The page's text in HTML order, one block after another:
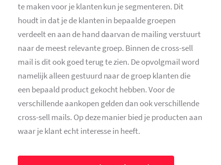
te maken voor je klanten kun je segmenteren. Dit
houdt in dat je de klanten in bepaalde groepen
verdeelt en aan de hand daarvan de mailing verstuurt
naar de meest relevante groep. Binnen de cross-sell
mail is dit ook goed terug te zien. De opvolgmail word
namelijk alleen gestuurd naar de groep klanten die
een bepaald product gekocht hebben. Voor de
verschillende aankopen gelden dan ook verschillende
cross-sell mails. Op deze manier bied je producten aan
waar je klant echt interesse in heeft.